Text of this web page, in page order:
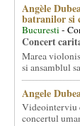
Angèle
batranilor si
Bucuresti-
Concert
Marea
si ansamblul
Angele
Videointerviu
concertul